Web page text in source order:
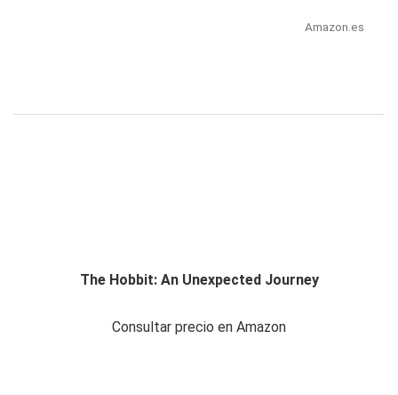
Amazon.es
The Hobbit: An Unexpected Journey
Consultar precio en Amazon